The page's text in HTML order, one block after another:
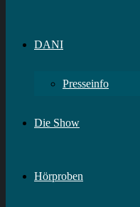
DANI
Presseinfo
Die Show
Hörproben